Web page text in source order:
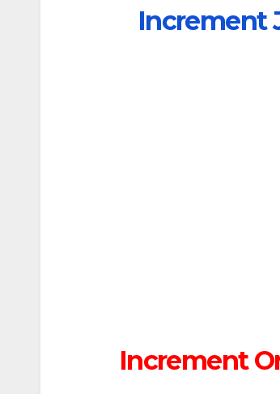
Increment
Increment